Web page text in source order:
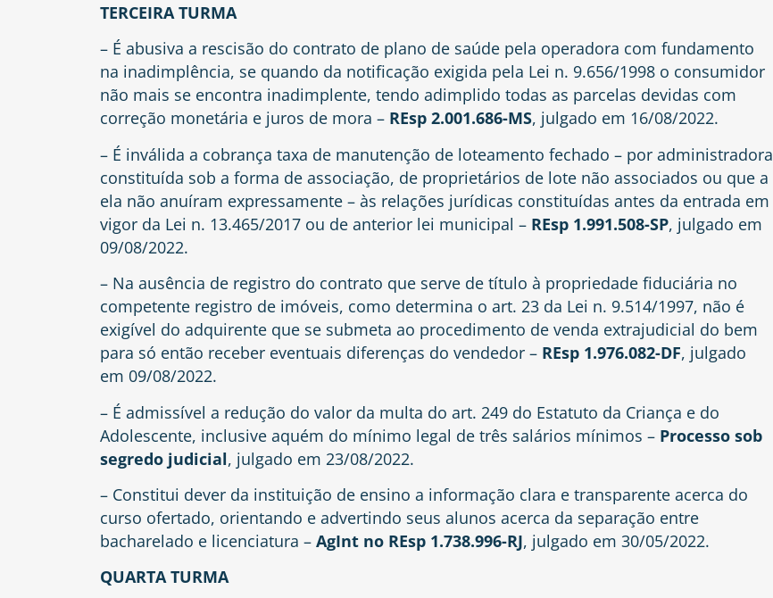
TERCEIRA TURMA
– É abusiva a rescisão do contrato de plano de saúde pela operadora com fundamento
na inadimplência, se quando da notificação exigida pela Lei n. 9.656/1998 o consumidor
não mais se encontra inadimplente, tendo adimplido todas as parcelas devidas com
correção monetária e juros de mora – REsp 2.001.686-MS, julgado em 16/08/2022.
– É inválida a cobrança taxa de manutenção de loteamento fechado – por administradora
constituída sob a forma de associação, de proprietários de lote não associados ou que a
ela não anuíram expressamente – às relações jurídicas constituídas antes da entrada em
vigor da Lei n. 13.465/2017 ou de anterior lei municipal – REsp 1.991.508-SP, julgado em
09/08/2022.
– Na ausência de registro do contrato que serve de título à propriedade fiduciária no
competente registro de imóveis, como determina o art. 23 da Lei n. 9.514/1997, não é
exigível do adquirente que se submeta ao procedimento de venda extrajudicial do bem
para só então receber eventuais diferenças do vendedor – REsp 1.976.082-DF, julgado
em 09/08/2022.
– É admissível a redução do valor da multa do art. 249 do Estatuto da Criança e do
Adolescente, inclusive aquém do mínimo legal de três salários mínimos – Processo sob
segredo judicial, julgado em 23/08/2022.
– Constitui dever da instituição de ensino a informação clara e transparente acerca do
curso ofertado, orientando e advertindo seus alunos acerca da separação entre
bacharelado e licenciatura – AgInt no REsp 1.738.996-RJ, julgado em 30/05/2022.
QUARTA TURMA